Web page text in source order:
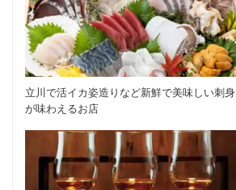
立川で活イカ姿造りなど新鮮で美味しい刺身
が味わえるお店